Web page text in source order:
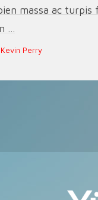
massa ac turpis
...
Kevin Perry